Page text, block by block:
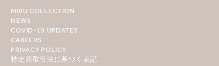
MIRU COLLECTION
NEWS
COVID-19 UPDATES
CAREERS
PRIVACY POLICY
特定商取引法に基づく表記